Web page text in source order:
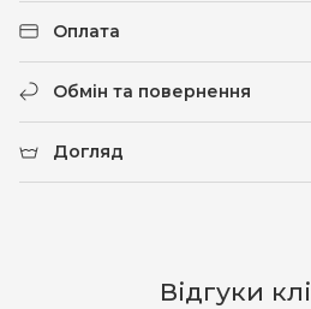
Оплата
Обмін та повернення
Догляд
Відгуки